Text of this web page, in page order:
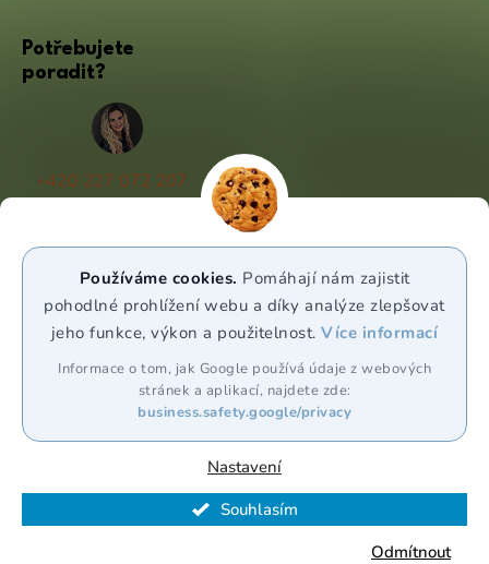
Používáme cookies. Pomáhají nám zajistit
pohodlné prohlížení webu a díky analýze zlepšovat
jeho funkce, výkon a použitelnost.Více informací
Informace o tom, jak Google používá údaje z webových
stránek a aplikací, najdete zde:
business.safety.google/privacy
Nastavení
Odmítnout
Souhlasím
Potřebujete
poradit?
+420 227 072 207
(Po - Pá 9:00 - 17:00)
WhatsApp
Vytvořil Shoptet Premium
. Všechna práva vyhrazena.